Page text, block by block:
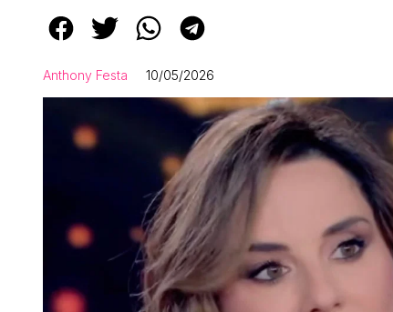
Anthony Festa 10/05/2026